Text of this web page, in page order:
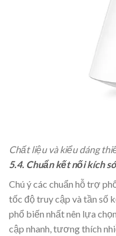
Chất liệu và kiểu dáng
5.4. Chuẩn kết nối kích
Chú ý các chuẩn hỗ trợ
tốc độ truy cập và tần số
phổ biến nhất nên lựa
cập nhanh, tương thích